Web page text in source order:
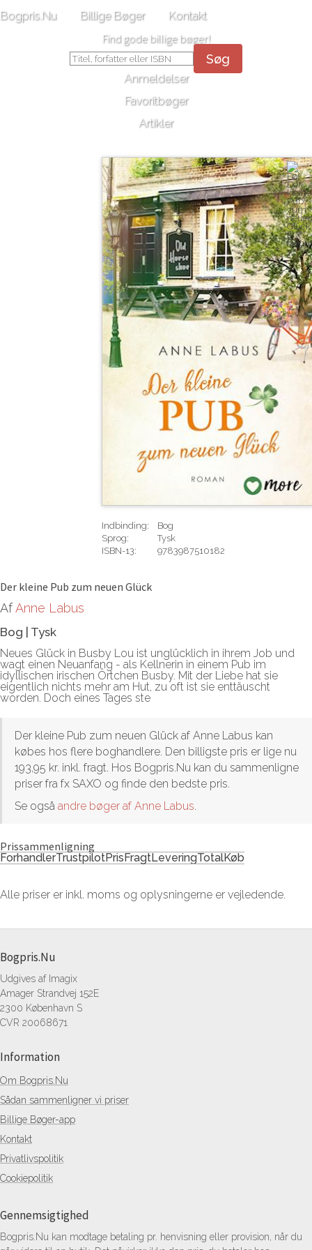
Bogpris.Nu Billige Bøger Kontakt
Find gode billige bøger!
Søg
Anmeldelser
Favoritbøger
Artikler
Indbinding:
Bog
Sprog:
Tysk
ISBN-13:
9783987510182
Der kleine Pub zum neuen Glück
AfAnne Labus
Bog Tysk
Neues Glück in Busby Lou ist unglücklich in ihrem Job und
wagt einen Neuanfang - als Kellnerin in einem Pub im
idyllischen irischen Örtchen Busby. Mit der Liebe hat sie
eigentlich nichts mehr am Hut, zu oft ist sie enttäuscht
worden. Doch eines Tages ste
Der kleine Pub zum neuen Glück af Anne Labus kan
købes hos flere boghandlere. Den billigste pris er lige nu
193,95 kr. inkl. fragt. Hos Bogpris.Nu kan du sammenligne
priser fra fx SAXO og finde den bedste pris.
Se også andre bøger af Anne Labus.
Prissammenligning
ForhandlerTrustpilotPris FragtLeveringTotalKøb
Alle priser er inkl. moms og oplysningerne er vejledende.
Bogpris.Nu
Udgives af Imagix
Amager Strandvej 152E
2300 København S
CVR 20068671
Information
Om Bogpris.Nu
Sådan sammenligner vi priser
Billige Bøger-app
Kontakt
Privatlivspolitik
Cookiepolitik
Gennemsigtighed
Bogpris.Nu kan modtage betaling pr. henvisning eller provision, når du